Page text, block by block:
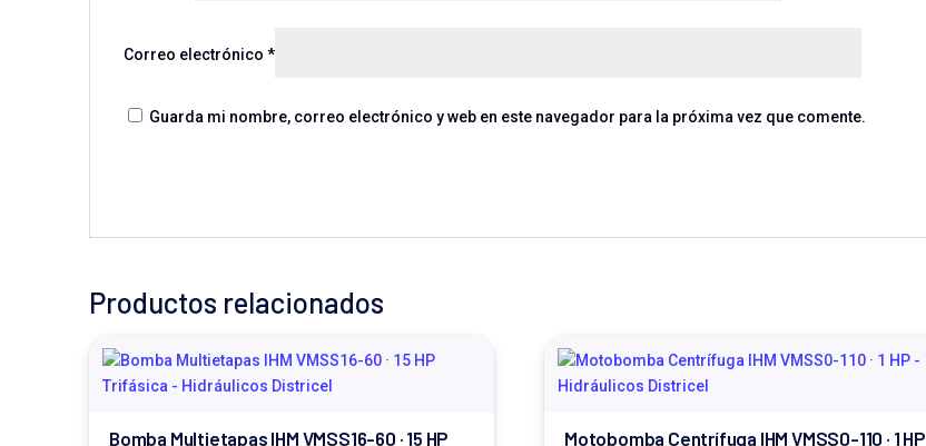
Correo electrónico *
Guarda mi nombre, correo electrónico y web en este navegador para la próxima vez que comente.
Productos relacionados
Bomba Multietapas IHM VMSS16-60 · 15 HP
Motobomba Centrífuga IHM VMSS0-110 · 1 HP